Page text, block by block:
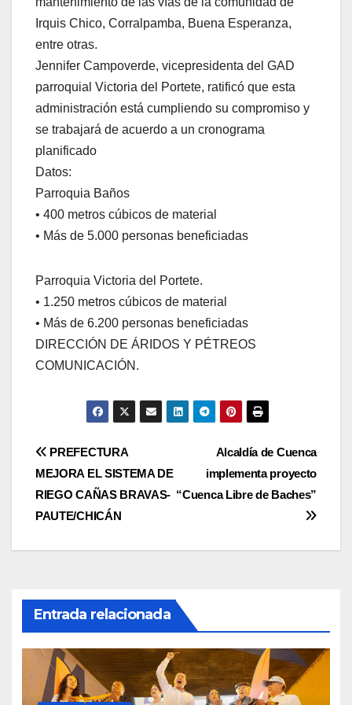
Irquis Chico, Corralpamba, Buena Esperanza,
entre otras.
Jennifer Campoverde, vicepresidenta del GAD
parroquial Victoria del Portete, ratificó que esta
administración está cumpliendo su compromiso y
se trabajará de acuerdo a un cronograma
planificado
Datos:
Parroquia Baños
• 400 metros cúbicos de material
• Más de 5.000 personas beneficiadas
Parroquia Victoria del Portete.
• 1.250 metros cúbicos de material
• Más de 6.200 personas beneficiadas
DIRECCIÓN DE ÁRIDOS Y PÉTREOS
COMUNICACIÓN.
Navegación
de
entradas
Alcaldía de Cuenca
implementa proyecto
“Cuenca Libre de Baches”
PREFECTURA
MEJORA EL SISTEMA DE
RIEGO CAÑAS BRAVAS-
PAUTE/CHICÁN
Entrada relacionada